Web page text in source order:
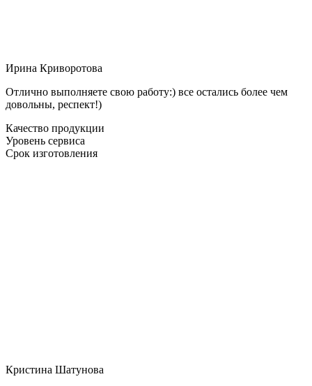
Ирина Криворотова
Отлично выполняете свою работу:) все остались более чем
довольны, респект!)
Качество продукции
Уровень сервиса
Срок изготовления
Кристина Шатунова